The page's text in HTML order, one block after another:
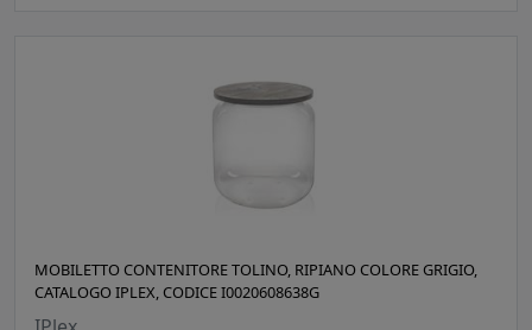
MOBILETTO CONTENITORE TOLINO, RIPIANO COLORE GRIGIO,
CATALOGO IPLEX, CODICE I0020608638G